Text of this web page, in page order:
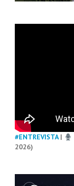
#ENTREVISTA|
2026)